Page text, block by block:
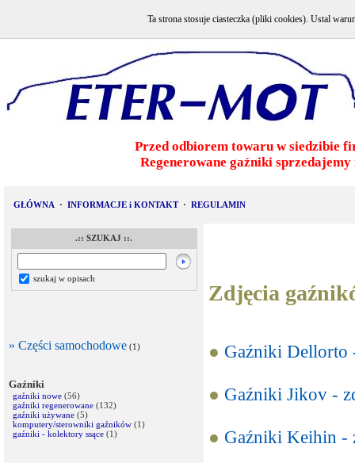
Przed odbiorem towaru w siedzibie
Regenerowane gaźniki
GŁÓWNA · INFORMACJE i KONTAKT · REGULAMIN
.:: SZUKAJ ::.
szukaj w opisach
» Części samochodowe (1)
Gaźniki
gaźniki nowe (56)
gaźniki regenerowane (132)
gaźniki używane (5)
komputery/sterowniki gaźników (1)
gaźniki - kolektory ssące (1)
Zdjęcia
● Gaźniki Dellorto
● Gaźniki Jikov -
● Gaźniki Keihin -
Ta strona stosuje ciasteczka (pliki cookies). Ustal